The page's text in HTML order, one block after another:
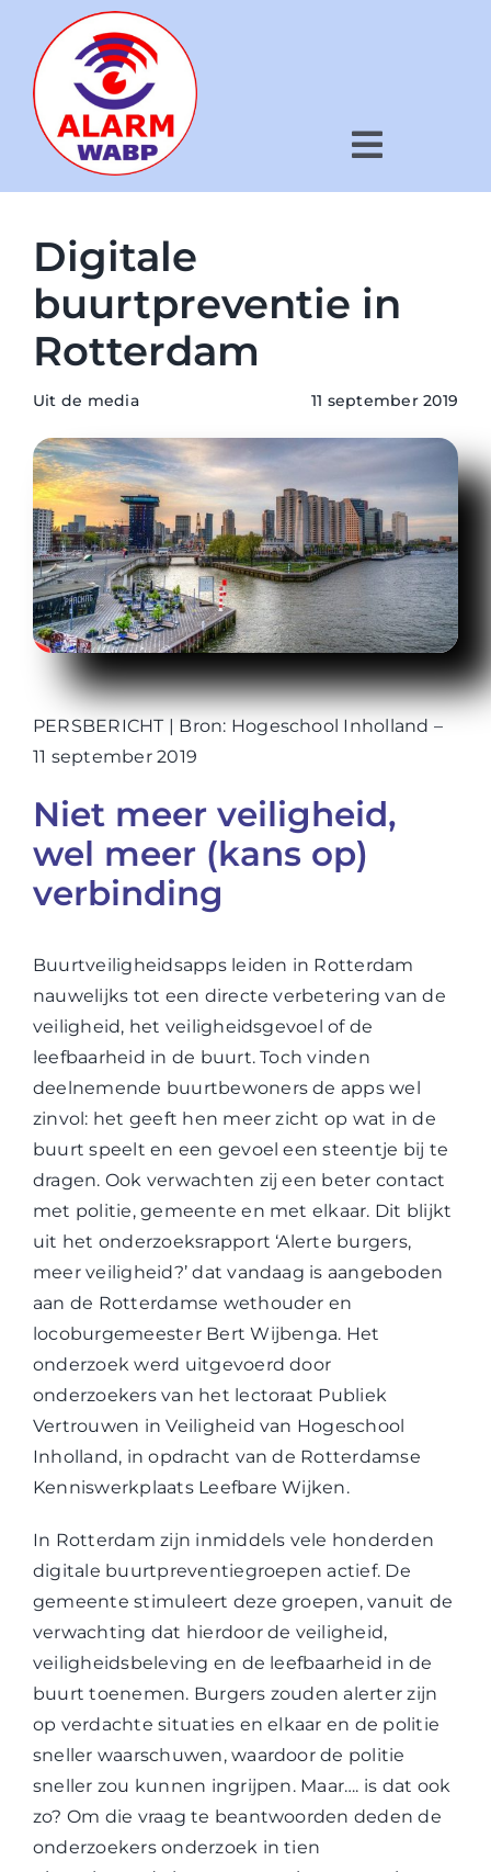
inhoud
Toggle
Nieuws
Kaart
WABP Shop
Contact
Digitale
buurtpreventie in
Rotterdam
Uit de media 11 september 2019
PERSBERICHT | Bron: Hogeschool Inholland –
11 september 2019
Niet meer veiligheid,
wel meer (kans op)
verbinding
Buurtveiligheidsapps leiden in Rotterdam
nauwelijks tot een directe verbetering van de
veiligheid, het veiligheidsgevoel of de
leefbaarheid in de buurt. Toch vinden
deelnemende buurtbewoners de apps wel
zinvol: het geeft hen meer zicht op wat in de
buurt speelt en een gevoel een steentje bij te
dragen. Ook verwachten zij een beter contact
met politie, gemeente en met elkaar. Dit blijkt
uit het onderzoeksrapport ‘Alerte burgers,
meer veiligheid?’ dat vandaag is aangeboden
aan de Rotterdamse wethouder en
locoburgemeester Bert Wijbenga. Het
onderzoek werd uitgevoerd door
onderzoekers van het lectoraat Publiek
Vertrouwen in Veiligheid van Hogeschool
Inholland, in opdracht van de Rotterdamse
Kenniswerkplaats Leefbare Wijken.
In Rotterdam zijn inmiddels vele honderden
digitale buurtpreventiegroepen actief. De
gemeente stimuleert deze groepen, vanuit de
verwachting dat hierdoor de veiligheid,
veiligheidsbeleving en de leefbaarheid in de
buurt toenemen. Burgers zouden alerter zijn
op verdachte situaties en elkaar en de politie
sneller waarschuwen, waardoor de politie
sneller zou kunnen ingrijpen. Maar…. is dat ook
zo? Om die vraag te beantwoorden deden de
onderzoekers onderzoek in tien